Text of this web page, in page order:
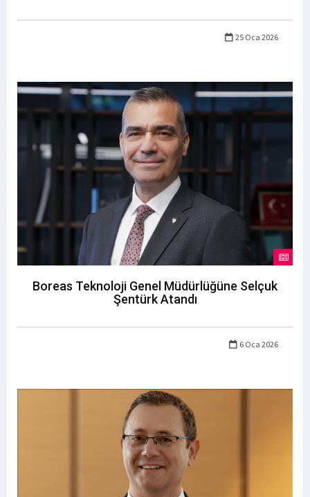
25 Oca 2026
Boreas Teknoloji Genel Müdürlüğüne Selçuk
Şentürk Atandı
6 Oca 2026